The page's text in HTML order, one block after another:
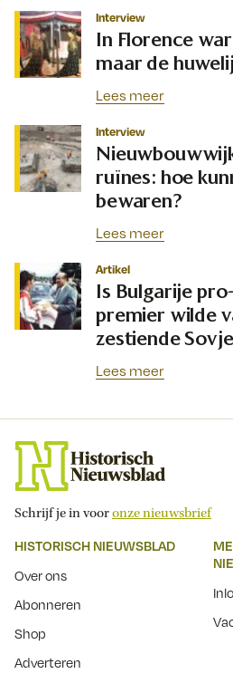
Interview
In Florence
maar de
Lees meer
Interview
ruïnes: hoe
bewaren?
Lees meer
Artikel
Is Bulgarije
premier wilde
zestiende
Lees meer
Schrijf je in vooronze nieuwsbrief
HISTORISCH NIEUWSBLAD
Over ons
Abonneren
Shop
Adverteren